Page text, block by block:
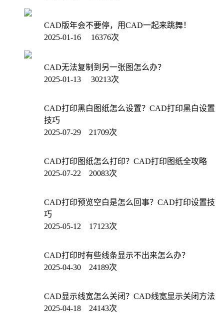
CAD版年会不要停，用CAD一起来跳舞！
2025-01-16 16376次
CAD无法复制到另一张图怎么办？
2025-01-13 30213次
CAD打印黑白图纸怎么设置？CAD打印黑白设置
技巧
2025-07-29 21709次
CAD打印图纸怎么打印？CAD打印图纸全攻略
2025-07-22 20083次
CAD打印预览空白是怎么回事？CAD打印设置技
巧
2025-05-12 17123次
CAD打印时有些线条显示不出来怎么办？
2025-04-30 24189次
CAD显示线宽怎么关闭？CAD线宽显示关闭方法
2025-04-18 24143次